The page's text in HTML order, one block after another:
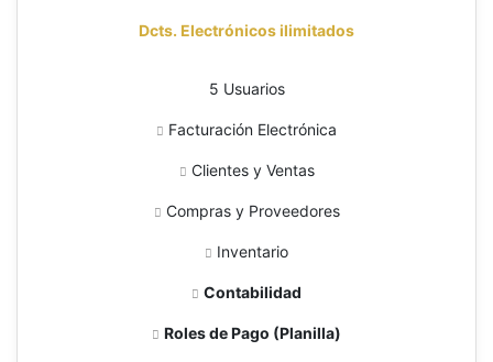
Dcts. Electrónicos ilimitados
5 Usuarios
Facturación Electrónica
Clientes y Ventas
Compras y Proveedores
Inventario
Contabilidad
Roles de Pago (Planilla)